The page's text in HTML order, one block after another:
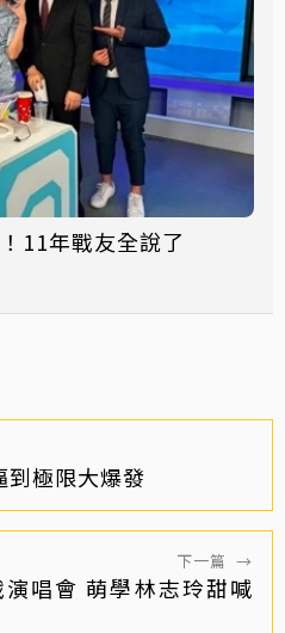
11年戰友全說了
到極限大爆發
下一篇 →
唱會 萌學林志玲甜喊